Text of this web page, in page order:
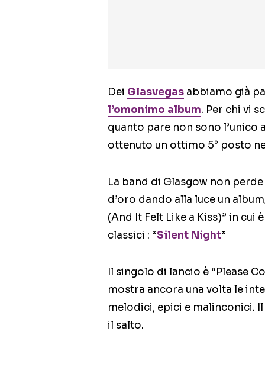
Dei Glasvegas abbiamo già
l’omonimo album. Per chi vi
quanto pare non sono l’unico
ottenuto un ottimo 5° posto
La band di Glasgow non
d’oro dando alla luce un
(And It Felt Like a Kiss)” in cui
classici : “Silent Night”
Il singolo di lancio è “Please
mostra ancora una volta le
melodici, epici e malinconici.
il salto.